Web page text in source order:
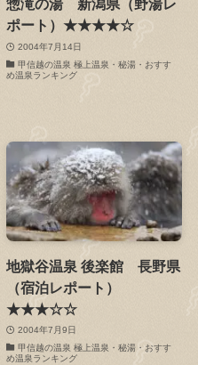
惣滝の湯 新潟県（野湯レ
ポート）★★★★☆
2004年7月14日
甲信越の温泉 極上温泉・秘湯・おすす
め温泉ランキング
地獄谷温泉 後楽館 長野県
（宿泊レポート）
★★★☆☆
2004年7月9日
甲信越の温泉 極上温泉・秘湯・おすす
め温泉ランキング